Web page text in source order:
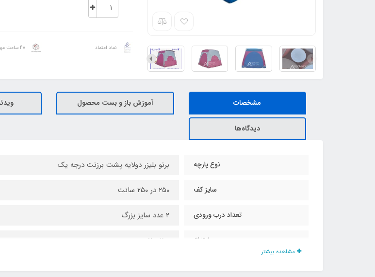
نماد اعتماد 48 ساعت مهلت تست
مشخصات آموزش باز و بست محصول
دیدگاه‌ها
نوع پارچه برنو بلیزر دولایه پشت برزنت درجه یک
سایز کف ۲۵۰ در ۲۵۰ سانت
تعداد درب ورودی ۲ عدد سایز بزرگ
ارتفاع ۲۰۰ سانت
مشاهده بیشتر